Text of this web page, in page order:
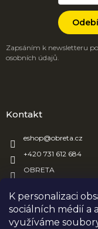
K personalizaci
sociálních médií a
využíváme
Zapsáním k newsletteru
osobních údajů.
Kontakt
eshop@obreta.cz
+420 731 612 684
OBRETA